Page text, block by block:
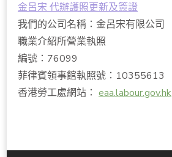
金呂宋 代辦護照更新及簽證
我們的公司名稱：金呂宋有限公司
職業介紹所營業執照
編號：76099
菲律賓領事館執照號：10355613
香港勞工處網站： eaa.labour.gov.hk